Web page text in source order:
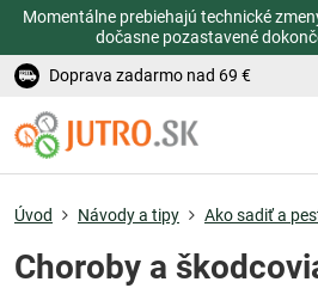
Momentálne prebiehajú technické
dočasne pozastavené
Doprava zadarmo nad 69 €
Úvod Návody a tipy Ako sadiť a
Choroby a